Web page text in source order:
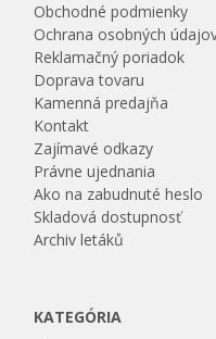
Obchodné podmienky
Ochrana osobných
Reklamačný poriadok
Doprava tovaru
Kamenná predajňa
Kontakt
Zajímavé odkazy
Právne ujednania
Ako na zabudnuté heslo
Skladová dostupnosť
Archiv letáků
KATEGÓRIA